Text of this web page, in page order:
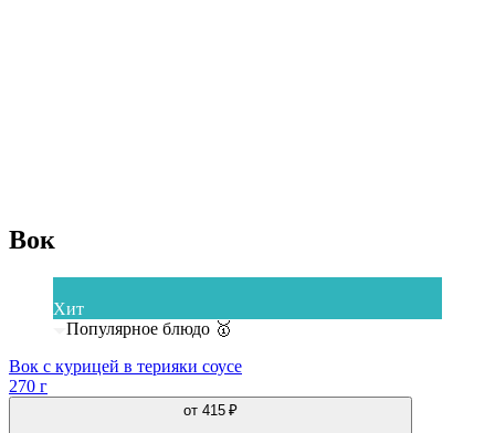
Вок
Хит
Популярное блюдо 🥇
Вок с курицей в терияки соусе
270 г
от 415 ₽